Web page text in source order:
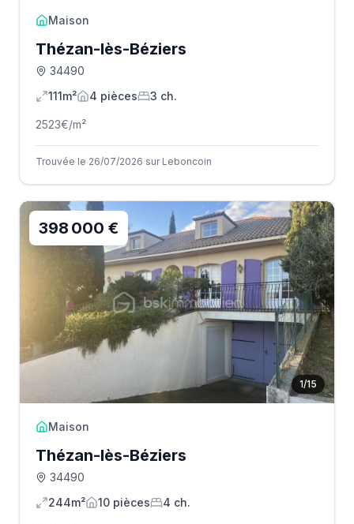
Maison
Thézan-lès-Béziers
34490
111m²
4 pièces 3 ch.
2523€/m²
Trouvée le 26/07/2026 sur Leboncoin
1/15
398 000 €
Maison
Thézan-lès-Béziers
34490
244m²
10 pièces 4 ch.